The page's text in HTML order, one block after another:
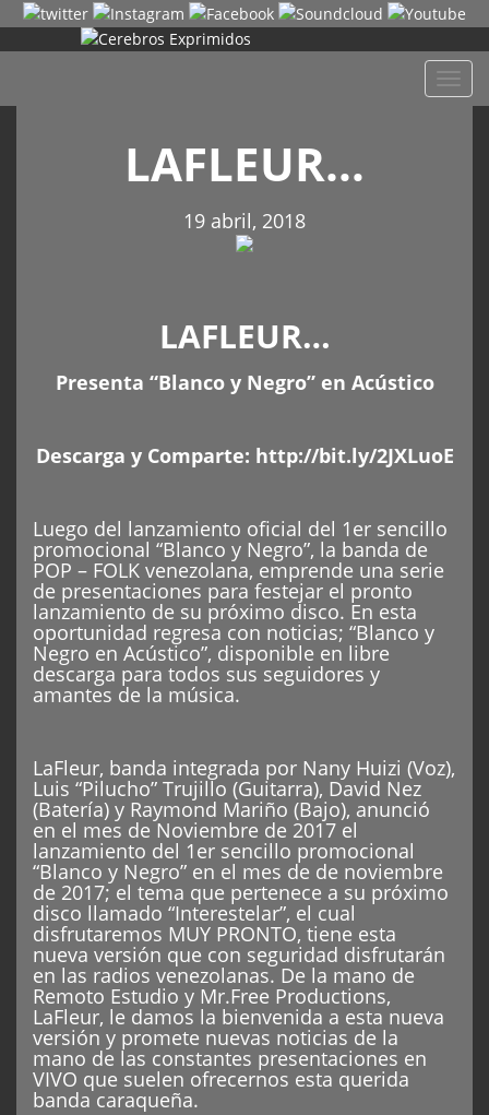
LAFLEUR…
19 abril, 2018
LAFLEUR…
Presenta “Blanco y Negro” en Acústico
Descarga y Comparte: http://bit.ly/2JXLuoE
Luego del lanzamiento oficial del 1er sencillo
promocional “Blanco y Negro”, la banda de
POP – FOLK venezolana, emprende una serie
de presentaciones para festejar el pronto
lanzamiento de su próximo disco. En esta
oportunidad regresa con noticias; “Blanco y
Negro en Acústico”, disponible en libre
descarga para todos sus seguidores y
amantes de la música.
LaFleur, banda integrada por Nany Huizi (Voz),
Luis “Pilucho” Trujillo (Guitarra), David Nez
(Batería) y Raymond Mariño (Bajo), anunció
en el mes de Noviembre de 2017 el
lanzamiento del 1er sencillo promocional
“Blanco y Negro” en el mes de de noviembre
de 2017; el tema que pertenece a su próximo
disco llamado “Interestelar”, el cual
disfrutaremos MUY PRONTO, tiene esta
nueva versión que con seguridad disfrutarán
en las radios venezolanas. De la mano de
Remoto Estudio y Mr.Free Productions,
LaFleur, le damos la bienvenida a esta nueva
versión y promete nuevas noticias de la
mano de las constantes presentaciones en
VIVO que suelen ofrecernos esta querida
banda caraqueña.